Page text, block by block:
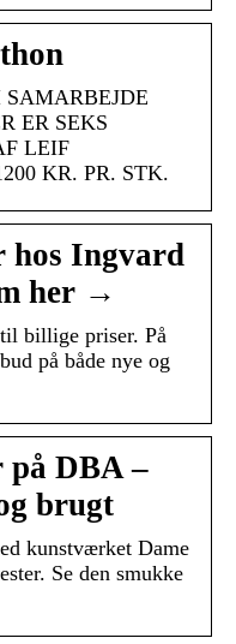
ER SEKS
LEIF
KR. PR. STK.
hos Ingvard
her →
billige priser. På
på både nye og
på DBA –
brugt
kunstværket Dame
Se den smukke